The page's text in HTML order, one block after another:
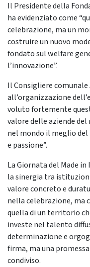
Il Presidente della
ha evidenziato come
celebrazione, ma un
costruire un nuovo
fondato sul welfare
l’innovazione”.
Il Consigliere
all’organizzazione
voluto fortemente
valore delle aziende
nel mondo il meglio
e passione”.
La Giornata del Made
la sinergia tra
valore concreto e
nella celebrazione, ma
quella di un territorio
investe nel talento
determinazione e
firma, ma una
condiviso.